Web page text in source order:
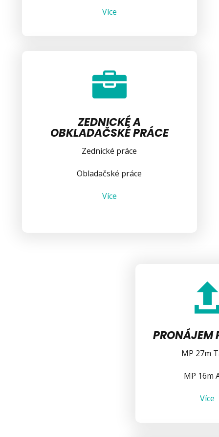
Více

ZEDNICKÉ A
OBKLADAČSKÉ PRÁCE
Zednické práce
Obladačské práce
Více
PRONÁJEM
MP 27m
MP 16m
Více